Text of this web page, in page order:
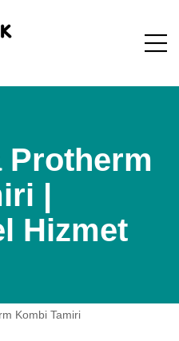
Protherm
|
Hizmet
Kombi Tamiri